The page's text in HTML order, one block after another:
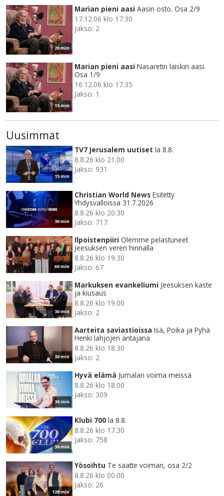
20 min
Marian pieni aasi Aasin osto. Osa 2/9
17.12.06 klo 17.30
Jakso: 2
15 min
Marian pieni aasi Nasaretin laiskin aasi.
Osa 1/9
16.12.06 klo 17.35
Jakso: 1
Uusimmat
15 min
TV7 Jerusalem uutiset la 8.8.
8.8.26 klo 21.00
Jakso: 931
30 min
Christian World News Esitetty
Yhdysvalloissa 31.7.2026
8.8.26 klo 20.30
Jakso: 717
60 min
Ilpoistenpiiri Olemme pelastuneet
Jeesuksen veren hinnalla
8.8.26 klo 19.30
Jakso: 67
30 min
Markuksen evankeliumi Jeesuksen kaste
ja kiusaus
8.8.26 klo 19.00
Jakso: 2
30 min
Aarteita saviastioissa Isä, Poika ja Pyhä
Henki lahjojen antajana
8.8.26 klo 18.30
Jakso: 2
30 min
Hyvä elämä Jumalan voima meissä
8.8.26 klo 18.00
Jakso: 309
30 min
Klubi 700 la 8.8.
8.8.26 klo 17.30
Jakso: 758
120 min
Yösoihtu Te saatte voiman, osa 2/2
8.8.26 klo 00.00
Jakso: 26